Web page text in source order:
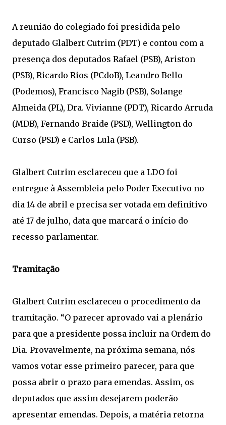
A reunião do colegiado foi presidida pelo
deputado Glalbert Cutrim (PDT) e contou com a
presença dos deputados Rafael (PSB), Ariston
(PSB), Ricardo Rios (PCdoB), Leandro Bello
(Podemos), Francisco Nagib (PSB), Solange
Almeida (PL), Dra. Vivianne (PDT), Ricardo Arruda
(MDB), Fernando Braide (PSD), Wellington do
Curso (PSD) e Carlos Lula (PSB).
Glalbert Cutrim esclareceu que a LDO foi
entregue à Assembleia pelo Poder Executivo no
dia 14 de abril e precisa ser votada em definitivo
até 17 de julho, data que marcará o início do
recesso parlamentar.
Tramitação
Glalbert Cutrim esclareceu o procedimento da
tramitação. “O parecer aprovado vai a plenário
para que a presidente possa incluir na Ordem do
Dia. Provavelmente, na próxima semana, nós
vamos votar esse primeiro parecer, para que
possa abrir o prazo para emendas. Assim, os
deputados que assim desejarem poderão
apresentar emendas. Depois, a matéria retorna